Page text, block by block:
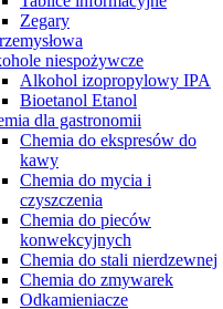
Zegary
niespożywcze
Alkohol izopropylowy IPA
Bioetanol Etanol
dla gastronomii
Chemia do ekspresów do
kawy
Chemia do mycia i
czyszczenia
Chemia do pieców
konwekcyjnych
Chemia do stali nierdzewnej
Chemia do zmywarek
Odkamieniacze